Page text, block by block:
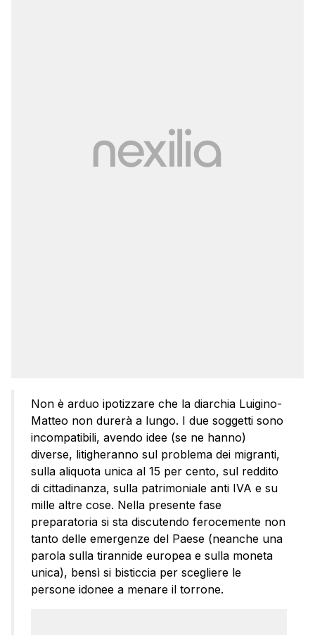
Non è arduo ipotizzare che la diarchia Luigino-
Matteo non durerà a lungo. I due soggetti sono
incompatibili, avendo idee (se ne hanno)
diverse, litigheranno sul problema dei migranti,
sulla aliquota unica al 15 per cento, sul reddito
di cittadinanza, sulla patrimoniale anti IVA e su
mille altre cose. Nella presente fase
preparatoria si sta discutendo ferocemente non
tanto delle emergenze del Paese (neanche una
parola sulla tirannide europea e sulla moneta
unica), bensì si bisticcia per scegliere le
persone idonee a menare il torrone.